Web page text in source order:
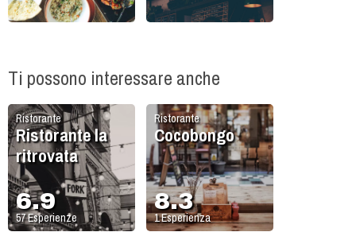
Ti possono interessare anche
Ristorante
Ristorante la
ritrovata
6.9
57Esperienze
Ristorante
Cocobongo
8.3
1Esperienza